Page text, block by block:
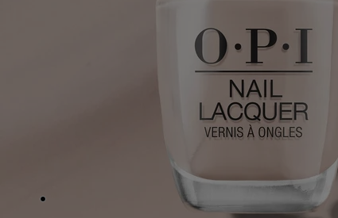
Skip to slide